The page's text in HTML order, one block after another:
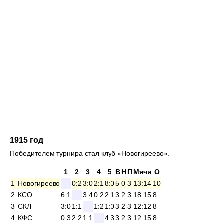
1915 год
Победителем турнира стал клуб «Новогиреево».
1 2 3 4 5 ВНПМячи О
1
Новогиреево 0:23:02:1 8:05 0 3 13:14 10
2 КСО 6:1 3:40:2 2:1 3 2 3 18:158
3 СКЛ 3:01:1 1:2 1:03 2 3 12:12 8
4 КФС 0:3 2:2 1:1 4:33 2 3 12:158